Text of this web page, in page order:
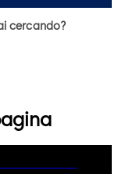
cercando?